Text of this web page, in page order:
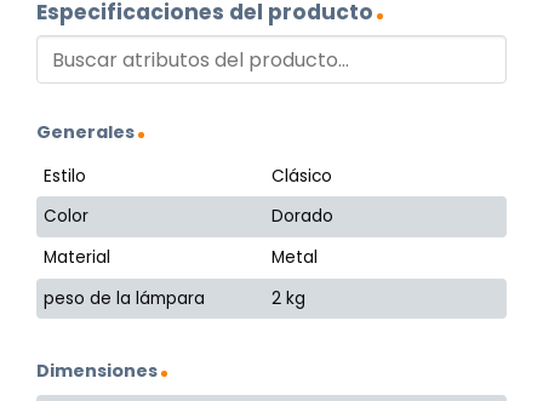
Especificaciones del producto
Generales
Estilo
Clásico
Color
Dorado
Material
Metal
peso de la lámpara
2 kg
Dimensiones